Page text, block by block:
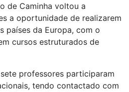
de Caminha voltou a
a oportunidade de realizarem
países da Europa, com o
cursos estruturados de
professores participaram
tendo contactado com